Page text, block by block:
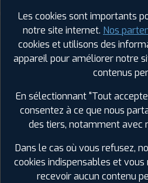
Hauteur :70
Diamètre :15
Charge :104
Vitesse :T
Bruit de roulement
Résistance au roulement :
Adhérence sur sol mouillé :
Code EAN :
Les cookies sont importants
notre site internet. Nos
cookies et utilisons des
appareil pour améliorer notre
contenus
En sélectionnant "Tout
consentez à ce que nous
des tiers, notamment avec
Dans le cas où vous refusez,
cookies indispensables et
recevoir aucun contenu